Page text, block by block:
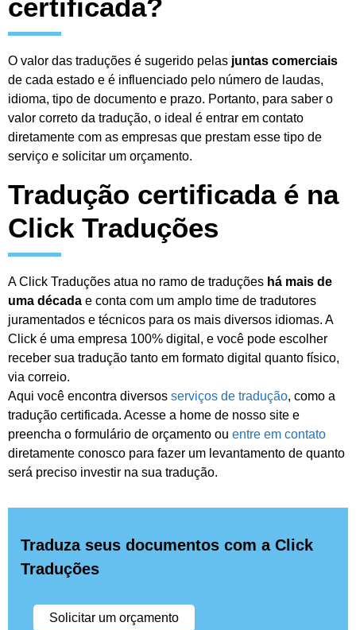
certificada?
O valor das traduções é sugerido pelas juntas comerciais
de cada estado e é influenciado pelo número de laudas,
idioma, tipo de documento e prazo. Portanto, para saber o
valor correto da tradução, o ideal é entrar em contato
diretamente com as empresas que prestam esse tipo de
serviço e solicitar um orçamento.
Tradução certificada é na
Click Traduções
A Click Traduções atua no ramo de traduções há mais de
uma década e conta com um amplo time de tradutores
juramentados e técnicos para os mais diversos idiomas. A
Click é uma empresa 100% digital, e você pode escolher
receber sua tradução tanto em formato digital quanto físico,
via correio.
Aqui você encontra diversos serviços de tradução, como a
tradução certificada. Acesse a home de nosso site e
preencha o formulário de orçamento ou entre em contato
diretamente conosco para fazer um levantamento de quanto
será preciso investir na sua tradução.
Traduza seus documentos com a Click
Traduções
Solicitar um orçamento